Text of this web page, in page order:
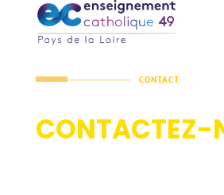
CONTACT
CONTACTEZ-